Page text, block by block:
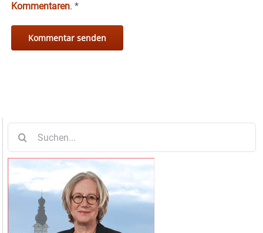
Kommentaren. *
nach: